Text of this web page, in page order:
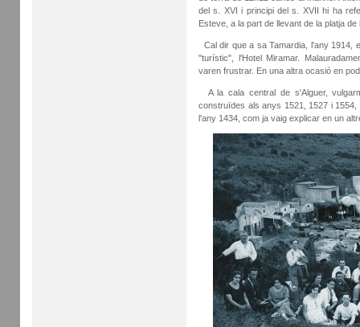
del s. XVI i principi del s. XVII hi ha
Esteve, a la part de llevant de la platja
Cal dir que a sa Tamardia, l'any 1914,
"turístic", l'Hotel Miramar.
varen frustrar. En una altra ocasió en
A la cala central de s'Alguer,
construïdes als anys 1521, 1527 i
l'any 1434, com ja vaig explicar en un